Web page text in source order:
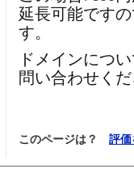
延長可能です
す。
ドメインにつ
問い合わせく
このページは？ 評価